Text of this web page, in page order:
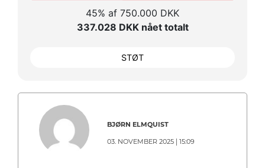
45% af 750.000 DKK
337.028 DKK nået totalt
STØT
BJØRN ELMQUIST
03. NOVEMBER 2025 | 15:09